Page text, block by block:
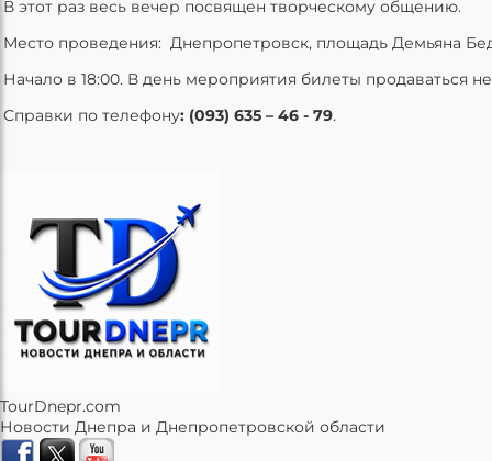
В этот раз весь вечер посвящен творческому общению.
Место проведения: Днепропетровск, площадь Демьяна
Начало в 18:00. В день мероприятия билеты продаваться не
Справки по телефону: (093) 635 – 46 - 79.
TourDnepr.com
Новости Днепра и Днепропетровской области